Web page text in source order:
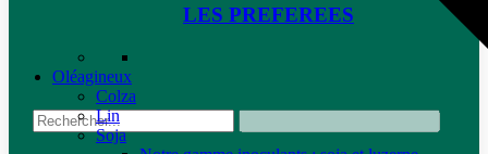
LES PREFEREES
Oléagineux
Colza
Lin
Soja